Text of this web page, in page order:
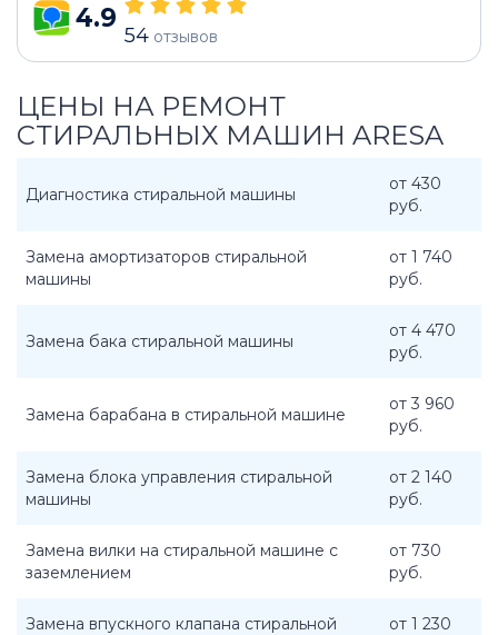
4.9
54 отзывов
ЦЕНЫ НА РЕМОНТ
СТИРАЛЬНЫХ МАШИН ARESA
Диагностика стиральной машины
от 430
руб.
Замена амортизаторов стиральной
машины
от 1 740
руб.
Замена бака стиральной машины
от 4 470
руб.
Замена барабана в стиральной машине
от 3 960
руб.
Замена блока управления стиральной
машины
от 2 140
руб.
Замена вилки на стиральной машине с
заземлением
от 730
руб.
Замена впускного клапана стиральной
от 1 230